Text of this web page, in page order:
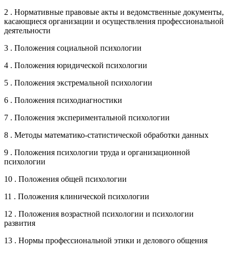
2 . Нормативные правовые акты и ведомственные документы,
касающиеся организации и осуществления профессиональной
деятельности
3 . Положения социальной психологии
4 . Положения юридической психологии
5 . Положения экстремальной психологии
6 . Положения психодиагностики
7 . Положения экспериментальной психологии
8 . Методы математико-статистической обработки данных
9 . Положения психологии труда и организационной
психологии
10 . Положения общей психологии
11 . Положения клинической психологии
12 . Положения возрастной психологии и психологии
развития
13 . Нормы профессиональной этики и делового общения